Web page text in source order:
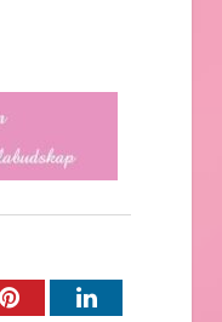
PinterestLinkedIn